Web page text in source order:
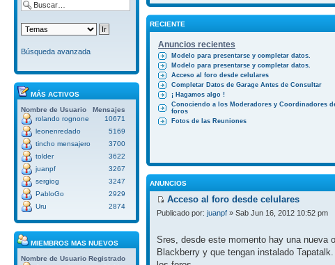
Búsqueda avanzada
MÁS ACTIVOS
Nombre de Usuario
Mensajes
rolando rognone
10671
leonenredado
5169
tincho mensajero
3700
tolder
3622
juanpf
3267
sergiog
3247
PabloGo
2929
Uru
2874
MIEMBROS MAS NUEVOS
Nombre de Usuario Registrado
RECIENTE
Anuncios recientes
Modelo para presentarse y completar datos.
Modelo para presentarse y completar datos.
Acceso al foro desde celulares
Completar Datos de Garage Antes de Consultar
¡ Hagamos algo !
Conociendo a los Moderadores y Coordinadores
foros
Fotos de las Reuniones
ANUNCIOS
Acceso al foro desde celulares
Publicado por: juanpf » Sab Jun 16, 2012 10:52 pm
Sres, desde este momento hay una nueva
Blackberry y que tengan instalado